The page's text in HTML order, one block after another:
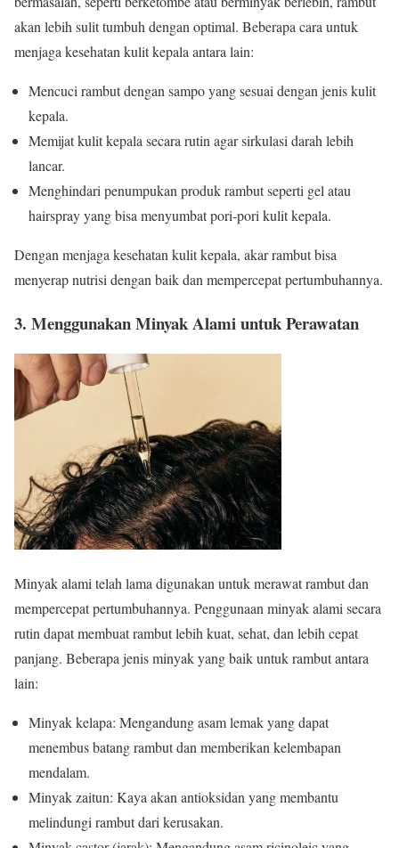
akan lebih sulit tumbuh dengan optimal. Beberapa cara untuk
menjaga kesehatan kulit kepala antara lain:
Mencuci rambut dengan sampo yang sesuai dengan jenis kulit
kepala.
Memijat kulit kepala secara rutin agar sirkulasi darah lebih
lancar.
Menghindari penumpukan produk rambut seperti gel atau
hairspray yang bisa menyumbat pori-pori kulit kepala.
Dengan menjaga kesehatan kulit kepala, akar rambut bisa
menyerap nutrisi dengan baik dan mempercepat pertumbuhannya.
3. Menggunakan Minyak Alami untuk Perawatan
Minyak alami telah lama digunakan untuk merawat rambut dan
mempercepat pertumbuhannya. Penggunaan minyak alami secara
rutin dapat membuat rambut lebih kuat, sehat, dan lebih cepat
panjang. Beberapa jenis minyak yang baik untuk rambut antara
lain:
Minyak kelapa: Mengandung asam lemak yang dapat
menembus batang rambut dan memberikan kelembapan
mendalam.
Minyak zaitun: Kaya akan antioksidan yang membantu
melindungi rambut dari kerusakan.